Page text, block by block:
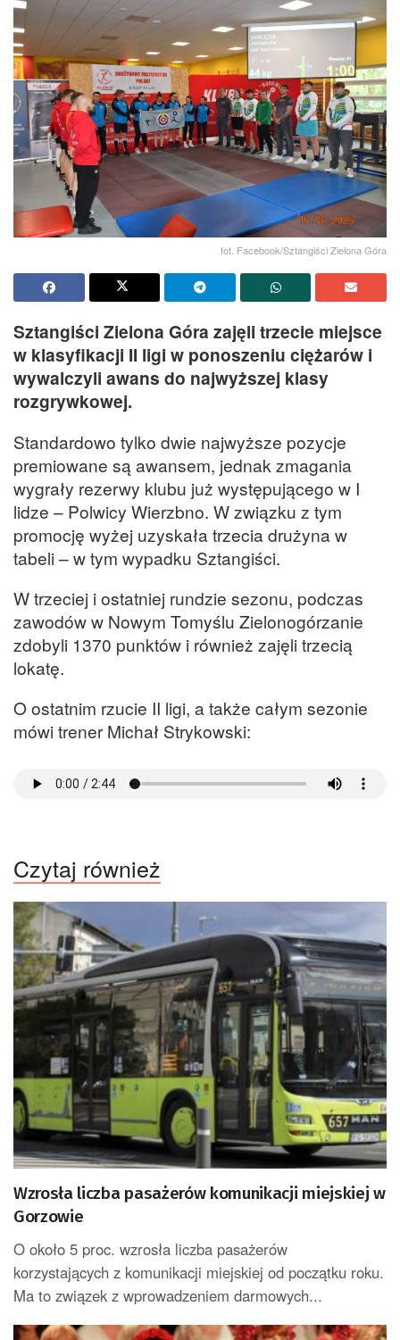
fot. Facebook/Sztangiści Zielona Góra
Sztangiści Zielona Góra zajęli trzecie miejsce
w klasyfikacji II ligi w ponoszeniu ciężarów i
wywalczyli awans do najwyższej klasy
rozgrywkowej.
Standardowo tylko dwie najwyższe pozycje
premiowane są awansem, jednak zmagania
wygrały rezerwy klubu już występującego w I
lidze – Polwicy Wierzbno. W związku z tym
promocję wyżej uzyskała trzecia drużyna w
tabeli – w tym wypadku Sztangiści.
W trzeciej i ostatniej rundzie sezonu, podczas
zawodów w Nowym Tomyślu Zielonogórzanie
zdobyli 1370 punktów i również zajęli trzecią
lokatę.
O ostatnim rzucie II ligi, a także całym sezonie
mówi trener Michał Strykowski:
Czytaj również
Wzrosła liczba pasażerów komunikacji miejskiej w
Gorzowie
O około 5 proc. wzrosła liczba pasażerów
korzystających z komunikacji miejskiej od początku roku.
Ma to związek z wprowadzeniem darmowych...